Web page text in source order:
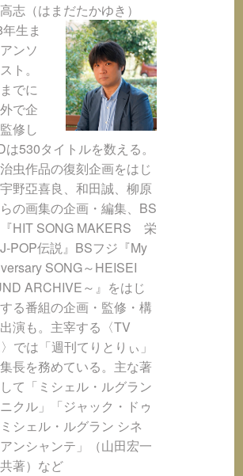
志（はまだたかゆき）
生ま
ンソ
ト。
でに
で企
修し
は530タイトルを数える。
虫作品の復刻企画をはじ
野亞喜良、和田誠、柳原
の画集の企画・編集、BS
HIT SONG MAKERS 栄
POP伝説』BSフジ『My
SONG～HEISEI
ARCHIVE～』をはじ
る番組の企画・監修・構
演も。主宰する〈TV
では「週刊てりとりぃ」
長を務めている。主な著
て「ミシェル・ルグラン
クル」「ジャック・ドゥ
シェル・ルグラン シネ
ンシャンテ」（山田宏一
著）など